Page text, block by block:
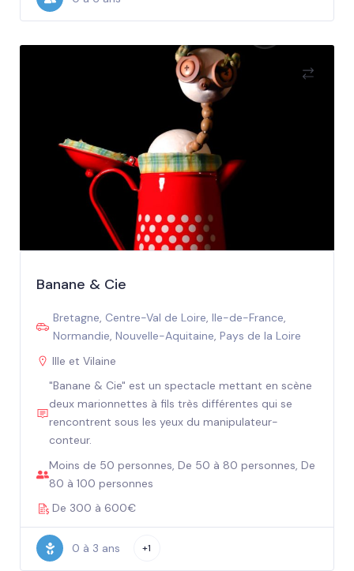
Banane & Cie
Bretagne, Centre-Val de Loire, Ile-de-France,
Normandie, Nouvelle-Aquitaine, Pays de la Loire
Ille et Vilaine
"Banane & Cie" est un spectacle mettant en scène
deux marionnettes à fils très différentes qui se
rencontrent sous les yeux du manipulateur-
conteur.
Moins de 50 personnes, De 50 à 80 personnes, De
80 à 100 personnes
De 300 à 600€
0 à 3 ans +1